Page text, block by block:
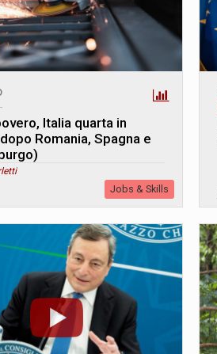
Italia quarta in
Romania, Spagna e
Jobs & Skills